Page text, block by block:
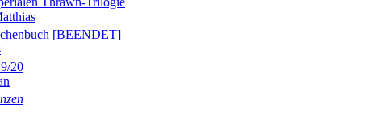
[BEENDET]
20